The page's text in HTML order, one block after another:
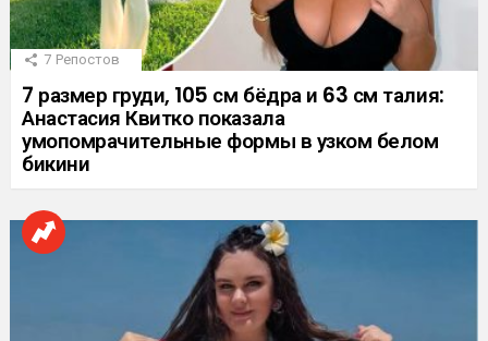
7 Репостов
7 размер груди, 105 см бёдра и 63 см талия:
Анастасия Квитко показала
умопомрачительные формы в узком белом
бикини